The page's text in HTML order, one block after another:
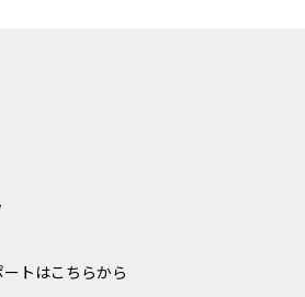
トはこちらから